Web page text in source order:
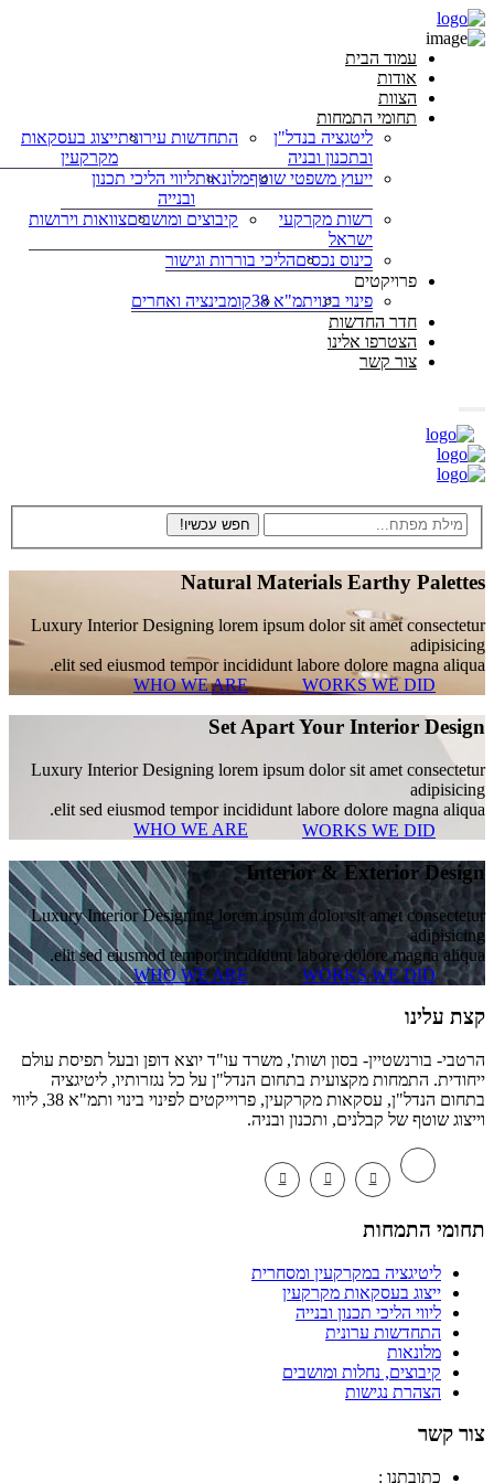
עמוד הבית
אודות
הצוות
תחומי התמחות
ליטגציה בנדל"ן
ובתכנון ובניה
התחדשות עירוניתייצוג בעסקאות
מקרקעין
ייעוץ משפטי שוטףמלונאותליווי הליכי תכנון
ובנייה
רשות מקרקעי
ישראל
קיבוצים ומושביםצוואות וירושות
כינוס נכסיםהליכי בוררות וגישור
פרויקטים
פינוי בינויתמ"א 38
קומבינציה ואחרים
חדר החדשות
הצטרפו אלינו
צור קשר
Natural Materials Earthy
Luxury Interior Designing lorem ipsum dolor sit amet
elit sed eiusmod tempor incididunt labore dolore magna
WHO WE ARE
WORKS WE DID
Set Apart Your Interior
Luxury Interior Designing lorem ipsum dolor sit amet
elit sed eiusmod tempor incididunt labore dolore magna
WHO WE ARE
WORKS WE DID
Interior & Exterior
Luxury Interior Designing lorem ipsum dolor sit amet
elit sed eiusmod tempor incididunt labore dolore magna
WHO WE ARE
WORKS WE DID
עלינו
בורנשטיין- בסון ושות', משרד עו"ד יוצא דופן ובעל תפיסת עולם
התמחות מקצועית בתחום הנדל"ן על כל נגזרותיו, ליטיגציה
בתחום הנדל"ן, עסקאות מקרקעין, פרוייקטים לפינוי בינוי ותמ"א 38, ליווי
שוטף של קבלנים, ותכנון ובניה.
התמחות
ליטיגציה במקרקעין ומסחרית
ייצוג בעסקאות מקרקעין
ליווי הליכי תכנון ובנייה
התחדשות ערונית
מלונאות
קיבוצים, נחלות ומושבים
הצהרת נגישות
קשר
כתובתנו :